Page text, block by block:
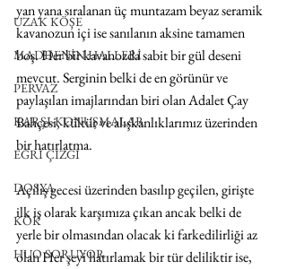
UZAK KÖŞE
MADDENİN HALLERİ
PERVAZ
KARŞI-KONUŞMALAR
EĞRİ ÇİZGİ
DOSYA
KÖK
HUO SORUYOR
yan yana sıralanan üç muntazam beyaz seramik
kavanozun içi ise sanılanın aksine tamamen
boş. Her bir kavanozda sabit bir gül deseni
mevcut. Serginin belki de en görünür ve
paylaşılan imajlarından biri olan Adalet Çay
Bahçesi, kültür ve alışkanlıklarımız üzerinden
bir hatırlatma.
Açılış gecesi üzerinden basılıp geçilen, girişte
ilk iş olarak karşımıza çıkan ancak belki de
yerle bir olmasından olacak ki farkedilirliği az
olan Her şeyi hatırlamak bir tür deliliktir ise,